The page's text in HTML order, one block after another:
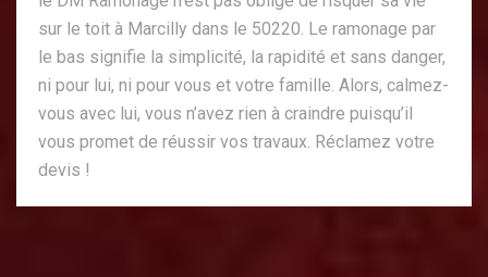
sur le toit à Marcilly dans le 50220. Le ramonage par
le bas signifie la simplicité, la rapidité et sans danger,
ni pour lui, ni pour vous et votre famille. Alors, calmez-
vous avec lui, vous n’avez rien à craindre puisqu’il
vous promet de réussir vos travaux. Réclamez votre
devis !